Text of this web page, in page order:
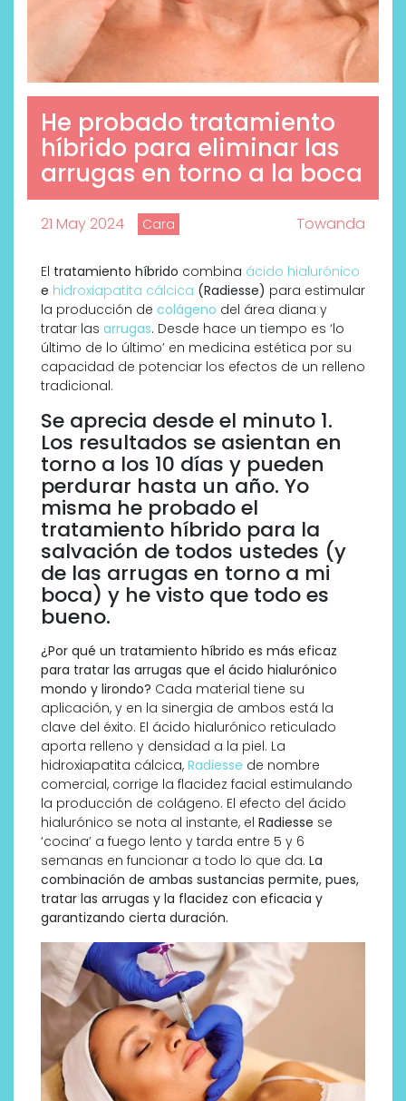
He probado tratamiento
híbrido para eliminar las
arrugas en torno a la boca
21 May 2024 Cara Towanda
El tratamiento híbrido combina ácido hialurónico
e hidroxiapatita cálcica (Radiesse) para estimular
la producción de colágeno del área diana y
tratar las arrugas. Desde hace un tiempo es ‘lo
último de lo último’ en medicina estética por su
capacidad de potenciar los efectos de un relleno
tradicional.
Se aprecia desde el minuto 1.
Los resultados se asientan en
torno a los 10 días y pueden
perdurar hasta un año. Yo
misma he probado el
tratamiento híbrido para la
salvación de todos ustedes (y
de las arrugas en torno a mi
boca) y he visto que todo es
bueno.
¿Por qué un tratamiento híbrido es más eficaz
para tratar las arrugas que el ácido hialurónico
mondo y lirondo? Cada material tiene su
aplicación, y en la sinergia de ambos está la
clave del éxito. El ácido hialurónico reticulado
aporta relleno y densidad a la piel. La
hidroxiapatita cálcica, Radiesse de nombre
comercial, corrige la flacidez facial estimulando
la producción de colágeno. El efecto del ácido
hialurónico se nota al instante, el Radiesse se
‘cocina’ a fuego lento y tarda entre 5 y 6
semanas en funcionar a todo lo que da. La
combinación de ambas sustancias permite, pues,
tratar las arrugas y la flacidez con eficacia y
garantizando cierta duración.